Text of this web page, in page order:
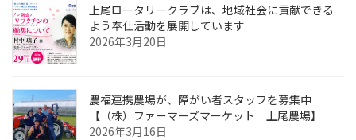
上尾ロータリークラブは、地域社会に貢献できる
よう奉仕活動を展開しています
2026年3月20日
農福連携農場が、障がい者スタッフを募集中
【（株）ファーマーズマーケット 上尾農場】
2026年3月16日